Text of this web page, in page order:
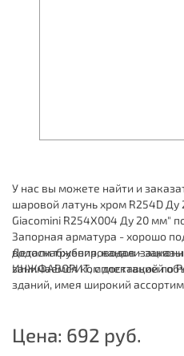
У нас вы можете найти и
шаровой латунь хром R254D
Giacomini R254X004 Ду 20 мм"
Запорная арматура - хорошо
водоснабжения,
занимаемся комплектацией
зданий, имея широкий
отопления, водоснабжения,
Детали трубопроводов -
ИНЖФАВОРИТ, с доставкой по
Цена: 692 руб.